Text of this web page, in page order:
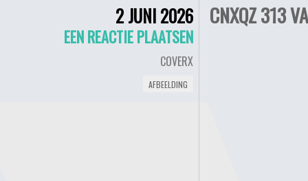
2 JUNI 2026
EEN REACTIE PLAATSEN
COVERX
AFBEELDING
CNXQZ 313